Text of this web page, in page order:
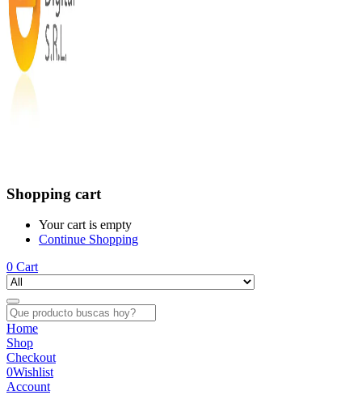
Shopping cart
Your cart is empty
Continue Shopping
0 Cart
Home
Shop
Checkout
0Wishlist
Account